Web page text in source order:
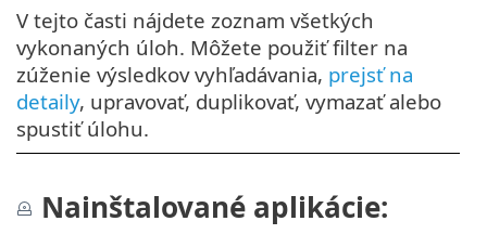
V tejto časti nájdete zoznam všetkých
vykonaných úloh. Môžete použiť filter na
zúženie výsledkov vyhľadávania, prejsť na
detaily, upravovať, duplikovať, vymazať alebo
spustiť úlohu.
Nainštalované aplikácie: